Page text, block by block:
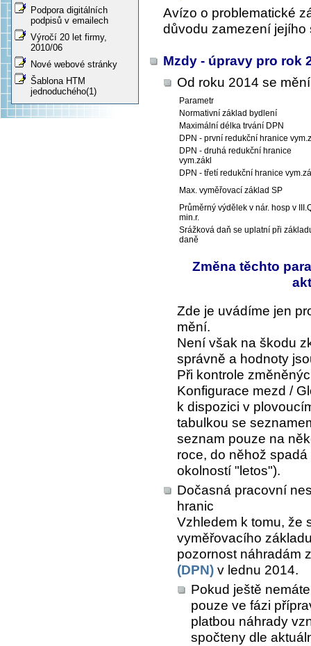
Podpora digitálních
podpisů v emailech
Výročí 20 let firmy,
2010/06
Nové webové stránky
Šablona HTM
jednoduchého(1)
Avízo o problematické
důvodu zamezení jejího
Mzdy - úpravy pro rok
Od roku 2014 se
Parametr
Normativní základ bydlení
Maximální délka trvání DPN
DPN - první redukční hranice
DPN - druhá redukční hranice
vym.zákl
DPN - třetí redukční hranice
Max. vyměřovací základ SP
Průměrný výdělek v nár. hosp v
min.r.
Srážková daň se uplatní při
daně
Změna těchto
Zde je uvádíme jen
mění.
Není však na škodu
správně a hodnoty
Při kontrole
Konfigurace mezd /
k dispozici v
tabulkou se
seznam pouze na
roce, do něhož spadá
okolností "letos").
Dočasná pracovní
hranic
Vzhledem k tomu, že
vyměřovacího
pozornost náhradám
(DPN) v lednu 2014.
Pokud ještě
pouze ve fázi
platbou náhrady
spočteny dle